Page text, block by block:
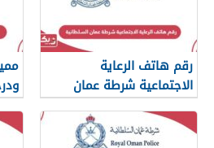
رقم هاتف الرعاية
الاجتماعية شرطة عمان
السلطانية